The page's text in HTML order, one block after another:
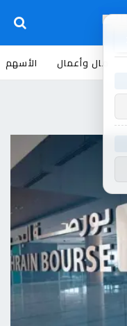
مال وأعمال الأسهم